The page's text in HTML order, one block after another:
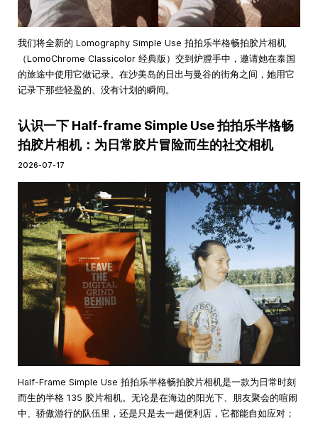
我们将全新的 Lomography Simple Use 拍拍乐半格畅拍胶片相机
（LomoChrome Classicolor 经典版）交到炉膛手中，邀请她在泰国
的旅途中使用它做记录。在沙美岛的日出与曼谷的街角之间，她用它
记录下那些轻盈的、没有计划的瞬间。
认识一下 Half-frame Simple Use 拍拍乐半格畅
拍胶片相机：为日常胶片冒险而生的社交相机
2026-07-17
Half-Frame Simple Use 拍拍乐半格畅拍胶片相机是一款为日常时刻
而生的半格 135 胶片相机。无论是在海边的阳光下、朋友聚会的喧闹
中、骄傲游行的队伍里，还是只是去一趟便利店，它都能自如应对；